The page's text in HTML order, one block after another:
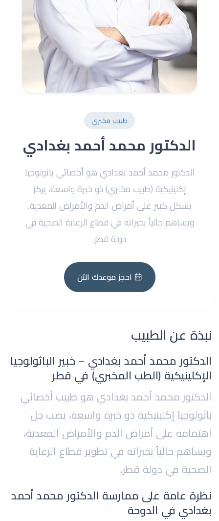
طبيب مخبري
الدكتور محمد أحمد بغدادي
الدكتور محمد أحمد بغدادي هو أخصائي باثولوجيا
إكلينيكية (طبيب مخبري) ذو خبرة واسعة، يركز
بشكل كبير على أمراض الدم والأمراض المعدية،
ويساهم حالياً بخبراته في قطاع الرعاية الصحية في
دولة قطر.
احجز موعدك الآن
نبذة عن الطبيب
الدكتور محمد أحمد بغدادي – خبير الباثولوجيا
الإكلينيكية (الطب المخبري) في قطر
الدكتور محمد أحمد بغدادي هو طبيب أخصائي
باثولوجيا إكلينيكية ذو خبرة واسعة، يصب جل
اهتمامه على أمراض الدم والأمراض المعدية،
ويساهم حالياً بخبراته في تطوير قطاع الرعاية
الصحية في دولة قطر.
نظرة عامة على ممارسة الدكتور محمد أحمد
بغدادي في الدوحة